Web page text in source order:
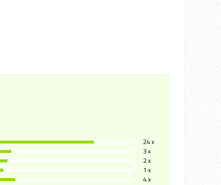
24 x
3 x
2 x
1 x
4 x